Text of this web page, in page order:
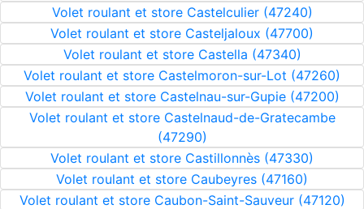
Volet roulant et store Castelculier (47240)
Volet roulant et store Casteljaloux (47700)
Volet roulant et store Castella (47340)
Volet roulant et store Castelmoron-sur-Lot (47260)
Volet roulant et store Castelnau-sur-Gupie (47200)
Volet roulant et store Castelnaud-de-Gratecambe
(47290)
Volet roulant et store Castillonnès (47330)
Volet roulant et store Caubeyres (47160)
Volet roulant et store Caubon-Saint-Sauveur (47120)